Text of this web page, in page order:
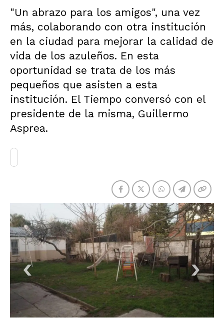
"Un abrazo para los amigos", una vez
más, colaborando con otra institución
en la ciudad para mejorar la calidad de
vida de los azuleños. En esta
oportunidad se trata de los más
pequeños que asisten a esta
institución. El Tiempo conversó con el
presidente de la misma, Guillermo
Asprea.